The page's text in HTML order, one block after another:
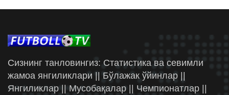
Сизнинг танловингиз: Статистика ва севимли
жамоа янгиликлари || Бўлажак ўйинлар ||
Янгиликлар || Мусобақалар || Чемпионатлар ||